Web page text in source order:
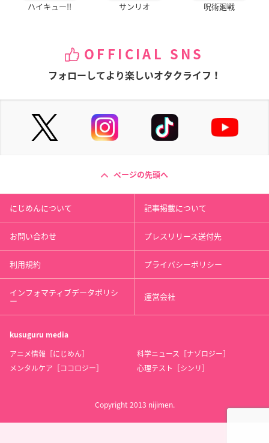
ハイキュー!! サンリオ 呪術廻戦
OFFICIAL SNS
フォローしてより楽しいオタクライフ！
ページの先頭へ
にじめんについて 記事掲載について
お問い合わせ プレスリリース送付先
利用規約 プライバシーポリシー
インフォマティブデータポリシ
ー 運営会社
kusuguru media
アニメ情報［にじめん］
科学ニュース［ナゾロジー］
メンタルケア［ココロジー］
心理テスト［シンリ］
Copyright 2013 nijimen.